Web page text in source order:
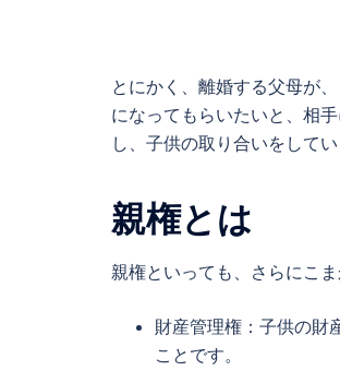
とにかく、離婚する父母が
になってもらいたいと、相
し、子供の取り合いをして
親権とは
親権といっても、さらにこ
財産管理権：子供の財
ことです。